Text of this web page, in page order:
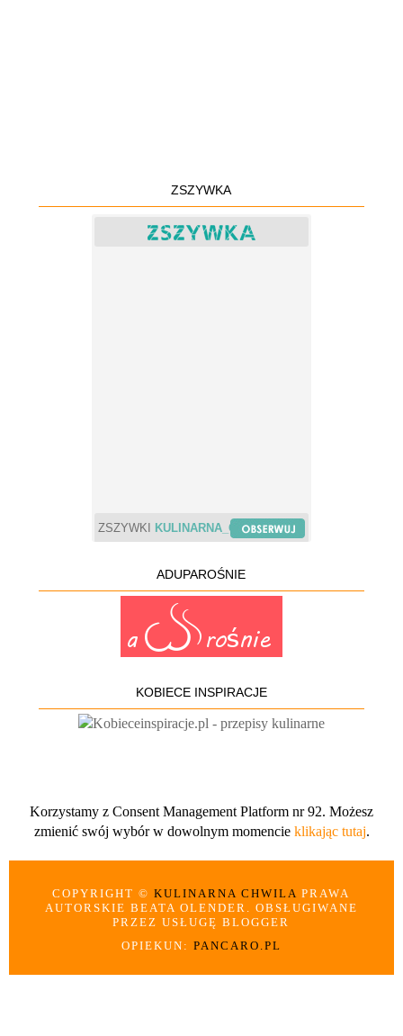
ZSZYWKA
ZSZYWKI KULINARNA_CHWILA
ADUPAROŚNIE
KOBIECE INSPIRACJE
Korzystamy z Consent Management Platform nr 92. Możesz
zmienić swój wybór w dowolnym momencie klikając tutaj.
COPYRIGHT ©KULINARNA CHWILAPRAWA
AUTORSKIE BEATA OLENDER. OBSŁUGIWANE
PRZEZ USŁUGĘ BLOGGER
OPIEKUN: PANCARO.PL